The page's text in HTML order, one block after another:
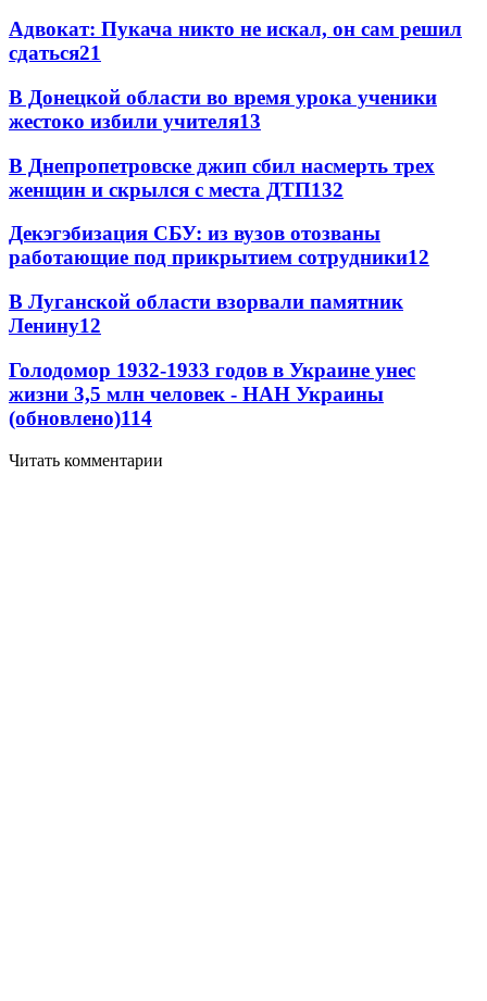
Адвокат: Пукача никто не искал, он сам решил
сдаться21
В Донецкой области во время урока ученики
жестоко избили учителя13
В Днепропетровске джип сбил насмерть трех
женщин и скрылся с места ДТП132
Декэгэбизация СБУ: из вузов отозваны
работающие под прикрытием сотрудники12
В Луганской области взорвали памятник
Ленину12
Голодомор 1932-1933 годов в Украине унес
жизни 3,5 млн человек - НАН Украины
(обновлено)114
Читать комментарии